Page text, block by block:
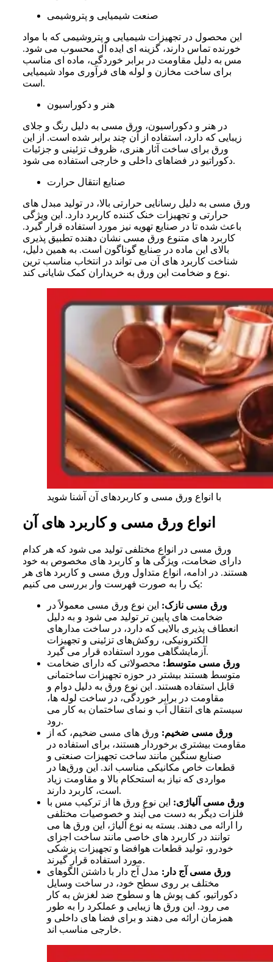
صنعت شیمیایی و پتروشیمی
این محصول در تجهیزات شیمیایی و پتروشیمی که با مواد
خورنده تماس دارند، گزينه ای ایده آل محسوب می‌ شود.
مس به دلیل مقاومت در برابر خوردگی، ماده‌ ای مناسب
برای ساخت مخازن و لوله‌ های فرآوری مواد شیمیایی
است.
هنر و دکوراسیون
در هنر و دکوراسیون، ورق مسی به دلیل رنگ و جلای
زیبایی که دارد، استفاده از آن چند برابر شده است. از این
ورق برای ساخت آثار هنری، ظروف تزئینی و جزئیات
دکوراتیو در فضاهای داخلی و خارجی استفاده می‌ شود.
صنایع انتقال حرارت
ورق مسی به دلیل رسانایی حرارتی بالا، در تولید مبدل‌ های
حرارتی و تجهیزات خنک‌ کننده کاربرد دارد. این ویژگی
باعث شده تا در صنایع تهویه نیز مورد استفاده قرار گیرد.
کاربرد های متنوع ورق مسی نشان‌ دهنده تطبیق‌ پذیری
بالای این ماده در صنایع گوناگون است. به همین دلیل،
شناخت کاربرد های آن می‌ تواند در انتخاب مناسب‌ ترین
نوع و ضخامت این ورق به خریداران کمک شایانی کند.
با انواع ورق مسی و کاربردهای آن آشنا شوید
انواع ورق مسی و کاربرد های آن
ورق مسی در انواع مختلفی تولید می‌ شود که هر کدام
دارای ضخامت، ویژگی‌ ها و کاربرد های مخصوص به خود
هستند. در ادامه، انواع متداول ورق مسی و کاربرد های هر
یک را به‌ صورت فهرست‌ وار بررسی می‌ کنیم:
ورق مسی نازک: این نوع ورق مسی معمولاً در
ضخامت‌ های پایین‌ تر تولید می‌ شود و به دلیل
انعطاف‌ پذیری بالایی که دارد، در ساخت مدارهای
الکترونیکی، روکش‌های تزئینی و تجهیزات
آزمایشگاهی مورد استفاده قرار می‌ گیرد.
ورق مسی متوسط: محصولاتی که دارای ضخامت
متوسط هستند بیشتر در حوزه تجهیزات ساختمانی
قابل استفاده هستند. این نوع ورق به دلیل دوام و
مقاومت در برابر خوردگی، در ساخت لوله‌ ها،
سیستم‌ های انتقال آب و نمای ساختمان به کار می‌
رود.
ورق مسی ضخیم: ورق‌ های مسی ضخیم، که از
مقاومت بیشتری برخوردار هستند، برای استفاده در
صنایع سنگین مانند ساخت تجهیزات صنعتی و
قطعات خاص مکانیکی مناسب‌ اند. این ورق‌ها در
مواردی که نیاز به استحکام بالا و مقاومت زیاد
است، کاربرد دارند.
ورق مسی آلیاژی: این نوع ورق‌ ها از ترکیب مس با
فلزات دیگر به دست می‌ آیند و خصوصیات مختلفی
را ارائه می‌ دهند. بسته به نوع آلیاژ، این ورق‌ ها می‌
توانند در کاربرد های خاصی مانند ساخت اجزای
خودرو، تولید قطعات هوافضا و تجهیزات پزشکی
مورد استفاده قرار گیرند.
ورق مسی آج‌ دار: مدل آج‌ دار با داشتن الگوهای
مختلف بر روی سطح خود، در ساخت وسایل
دکوراتیو، کف‌ پوش‌ ها و سطوح ضد لغزش به کار
می‌ رود. این ورق‌ ها زیبایی و عملکرد را به‌ طور
همزمان ارائه می‌ دهند و برای فضا های داخلی و
خارجی مناسب‌ اند.